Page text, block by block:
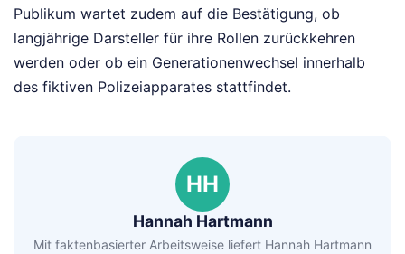
Publikum wartet zudem auf die Bestätigung, ob
langjährige Darsteller für ihre Rollen zurückkehren
werden oder ob ein Generationenwechsel innerhalb
des fiktiven Polizeiapparates stattfindet.
HH
Hannah Hartmann
Mit faktenbasierter Arbeitsweise liefert Hannah Hartmann